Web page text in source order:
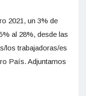
2021, un 3% de
al 28%, desde las
los trabajadoras/es
País. Adjuntamos